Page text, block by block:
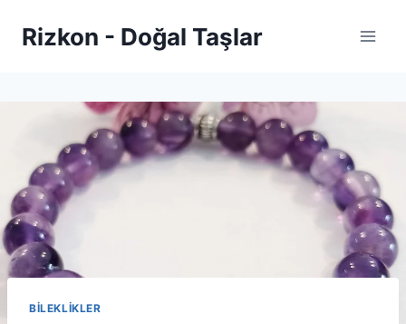
Rizkon - Doğal Taşlar
BİLEKLİKLER